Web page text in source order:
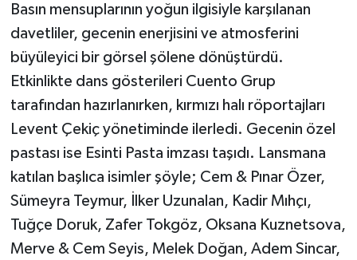
Basın mensuplarının yoğun ilgisiyle karşılanan
davetliler, gecenin enerjisini ve atmosferini
büyüleyici bir görsel şölene dönüştürdü.
Etkinlikte dans gösterileri Cuento Grup
tarafından hazırlanırken, kırmızı halı röportajları
Levent Çekiç yönetiminde ilerledi. Gecenin özel
pastası ise Esinti Pasta imzası taşıdı. Lansmana
katılan başlıca isimler şöyle; Cem & Pınar Özer,
Sümeyra Teymur, İlker Uzunalan, Kadir Mıhçı,
Tuğçe Doruk, Zafer Tokgöz, Oksana Kuznetsova,
Merve & Cem Seyis, Melek Doğan, Adem Sincar,